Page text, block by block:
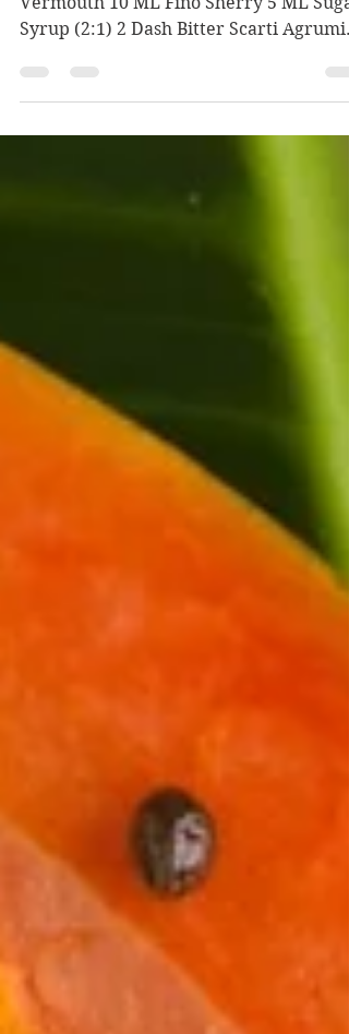
50 ML Mezcal Ananas BBQ 25 ML Coffee
Vermouth 10 ML Fino Sherry 5 ML
Syrup (2:1) 2 Dash Bitter Scarti Agrumi